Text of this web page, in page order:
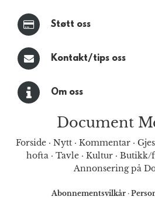
Støtt oss
Kontakt/tips oss
Om oss
Document
Forside · Nytt · Kommentar ·
hofta· Tavle· Kultur· Butikk/
Annonsering på
Abonnementsvilkår ·